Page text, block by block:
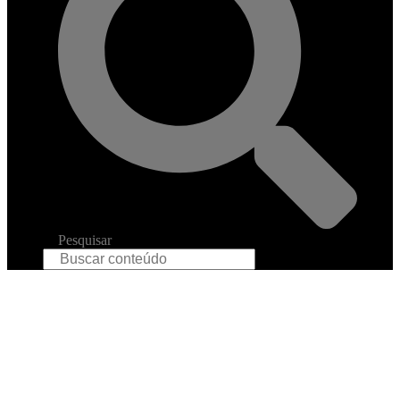
Pesquisar